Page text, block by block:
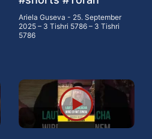
Ariela Guseva
25. September
2025 – 3 Tishri 5786 – 3 Tishri
5786